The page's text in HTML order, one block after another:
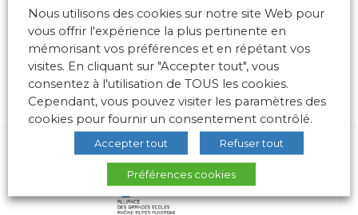
Nous utilisons des cookies sur notre site Web pour
vous offrir l'expérience la plus pertinente en
mémorisant vos préférences et en répétant vos
visites. En cliquant sur "Accepter tout", vous
consentez à l'utilisation de TOUS les cookies.
Cependant, vous pouvez visiter les paramètres des
cookies pour fournir un consentement contrôlé.
Accepter tout Refuser tout
Préférences cookies